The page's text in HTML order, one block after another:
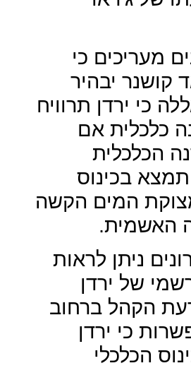
מעריכים כי
קושנר יבהיר
כי ירדן תרוויח
כלכלית אם
הכלכלית
תמצא בכינוס
המים הקשה
האשמית.
ניתן לראות
של ירדן
הקהל ברחוב
כי ירדן
הכלכלי